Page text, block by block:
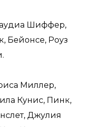
Шиффер,
Бейонсе, Роуз
Миллер,
Кунис, Пинк,
Джулия